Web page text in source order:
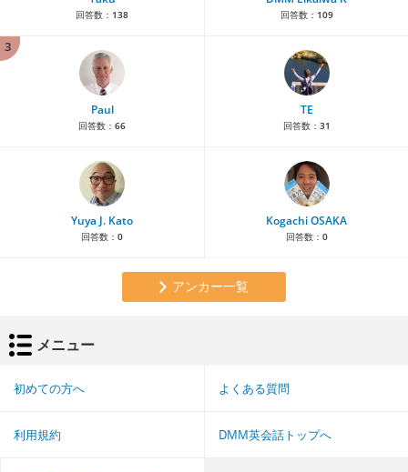
回答数： 138 回答数： 109
3
Paul
回答数： 66
TE
回答数： 31
Yuya J. Kato
回答数： 0
Kogachi OSAKA
回答数： 0
アンカー一覧
メニュー
初めての方へ よくある質問
利用規約 DMM英会話トップへ